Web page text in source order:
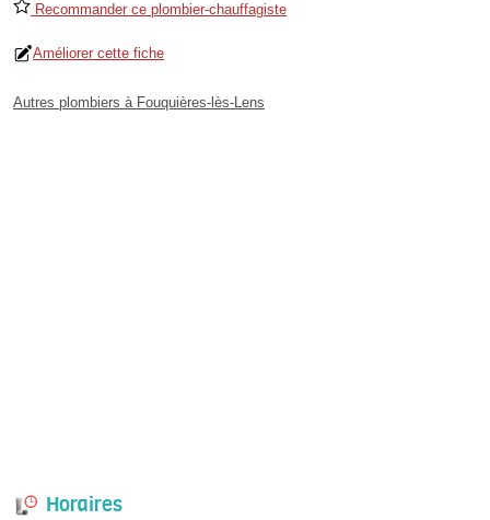
Recommander ce plombier-chauffagiste
Améliorer cette fiche
Autres plombiers à Fouquières-lès-Lens
Horaires